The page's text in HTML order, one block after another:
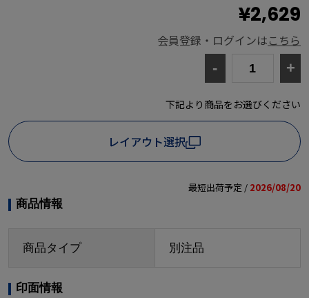
¥2,629
会員登録・ログインはこちら
- +
下記より商品をお選びください
レイアウト選択
最短出荷予定 / 2026/08/20
商品情報
商品タイプ 別注品
印面情報